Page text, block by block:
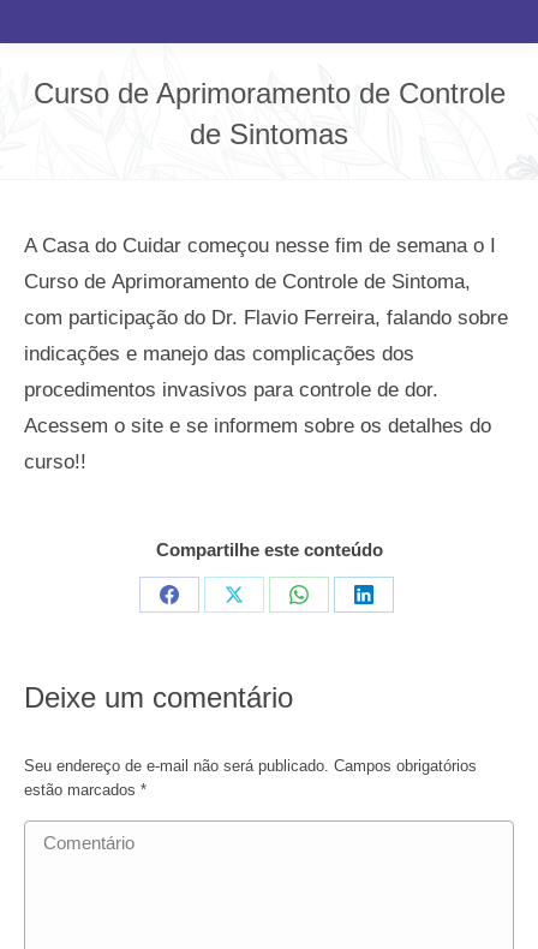
Curso de Aprimoramento de Controle
de Sintomas
A Casa do Cuidar começou nesse fim de semana o I
Curso de Aprimoramento de Controle de Sintoma,
com participação do Dr. Flavio Ferreira, falando sobre
indicações e manejo das complicações dos
procedimentos invasivos para controle de dor.
Acessem o site e se informem sobre os detalhes do
curso!!
Compartilhe este conteúdo
CompartilharCompartilharCompartilharCompartilhar
Deixe um comentário
Seu endereço de e-mail não será publicado. Campos obrigatórios
estão marcados *
Comentário